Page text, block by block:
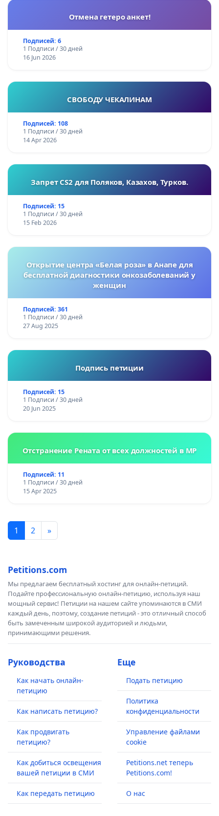
Отмена гетеро анкет!
Подписей: 6
1 Подписи / 30 дней
16 Jun 2026
СВОБОДУ ЧЕКАЛИНАМ
Подписей: 108
1 Подписи / 30 дней
14 Apr 2026
Запрет CS2 для Поляков, Казахов, Турков.
Подписей: 15
1 Подписи / 30 дней
15 Feb 2026
Открытие центра «Белая роза» в Анапе для
бесплатной диагностики онкозаболеваний у
женщин
Подписей: 361
1 Подписи / 30 дней
27 Aug 2025
Подпись петиции
Подписей: 15
1 Подписи / 30 дней
20 Jun 2025
Отстранение Рената от всех должностей в МР
Подписей: 11
1 Подписи / 30 дней
15 Apr 2025
1 2 »
Petitions.com
Мы предлагаем бесплатный хостинг для онлайн-петиций.
Подайте профессиональную онлайн-петицию, используя наш
мощный сервис! Петиции на нашем сайте упоминаются в СМИ
каждый день, поэтому, создание петиций - это отличный способ
быть замеченным широкой аудиторией и людьми,
принимающими решения.
Руководства
Как начать онлайн-
петицию
Как написать петицию?
Как продвигать
петицию?
Как добиться освещения
вашей петиции в СМИ
Как передать петицию
Еще
Подать петицию
Политика
конфиденциальности
Управление файлами
cookie
Petitions.net теперь
Petitions.com!
О нас